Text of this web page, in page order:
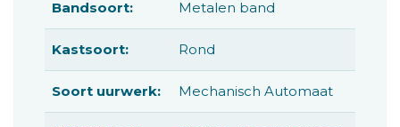
Bandsoort: Metalen band
Kastsoort: Rond
Soort uurwerk: Mechanisch Automaat